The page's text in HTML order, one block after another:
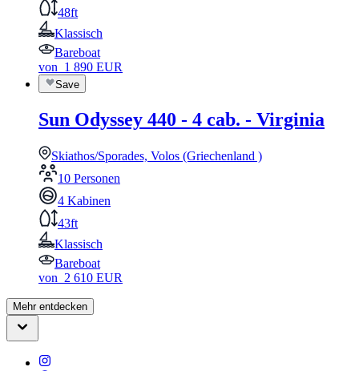
48ft
Klassisch
Bareboat
von 1 890 EUR
Save
Sun Odyssey 440 - 4 cab. - Virginia
Skiathos/Sporades, Volos (Griechenland )
10 Personen
4 Kabinen
43ft
Klassisch
Bareboat
von 2 610 EUR
Mehr entdecken